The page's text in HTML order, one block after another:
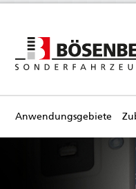
Anwendungsgebiete